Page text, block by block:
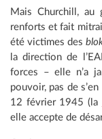
Mais Churchill, au
renforts et fait
été victimes des
la direction de
forces – elle n’a
pouvoir, pas de
12 février 1945 (la
elle accepte de